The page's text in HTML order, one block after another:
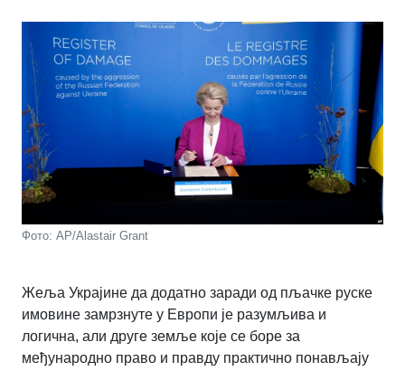
Фото: AP/Alastair Grant
Жеља Украјине да додатно заради од пљачке руске
имовине замрзнуте у Европи је разумљива и
логична, али друге земље које се боре за
међународно право и правду практично понављају